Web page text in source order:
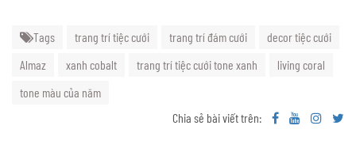
Tags trang trí tiệc cưới trang trí đám cưới
decor tiệc cưới
Almaz
xanh cobalt trang trí tiệc cưới tone xanh
living coral
tone màu của năm
Chia sẻ bài viết trên: